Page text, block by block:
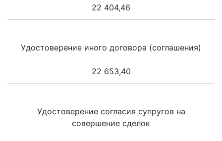
22 404,46
Удостоверение иного договора (соглашения)
22 653,40
Удостоверение согласия супругов на
совершение сделок